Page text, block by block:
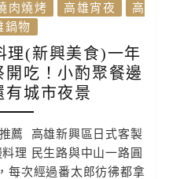
肉燒烤 高雄宵夜
高
鍋物
理(新興美食)一年
吃！小酌聚餐邊
有城市夜景
薦 高雄新興區日式客製
理 民生路與中山一路圓
每次經過番太郎彷彿都拿